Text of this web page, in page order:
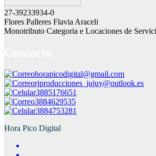
27-39233934-0
Flores Palleres Flavia Araceli
Monotributo Categoria e Locaciones de
horapicodigital@gmail.com
rjproducciones_jujuy@outlook.es
3885176651
3884629535
3884753281
Hora Pico Digital